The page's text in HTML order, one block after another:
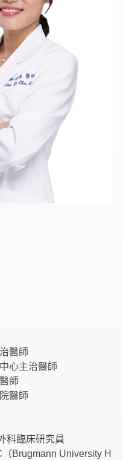
醫師
心主治醫師
師
醫師
科臨床研究員
Brugmann University H